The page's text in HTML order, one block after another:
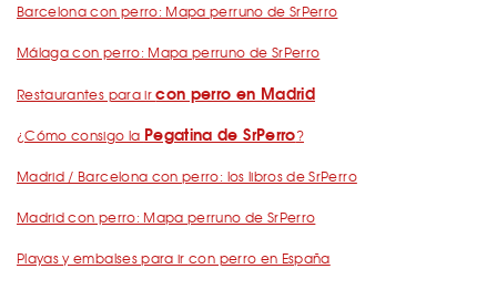
Barcelona con perro: Mapa perruno de SrPerro
Málaga con perro: Mapa perruno de SrPerro
Restaurantes para ircon perro en Madrid
¿Cómo consigo la Pegatina de SrPerro?
Madrid / Barcelona con perro: los libros de SrPerro
Madrid con perro: Mapa perruno de SrPerro
Playas y embalses para ir con perro en España